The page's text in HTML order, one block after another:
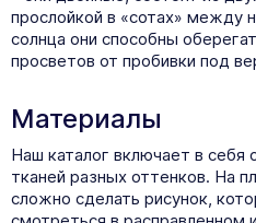
прослойкой в «сотах»
солнца они способны
просветов от пробивки под
Материалы
Наш каталог включает в себя
тканей разных оттенков. На
сложно сделать рисунок,